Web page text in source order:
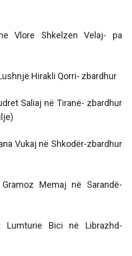
Vlore Shkelzen Velaj- pa
Hirakli Qorri- zbardhur
Saliaj në Tiranë- zbardhur
Vukaj në Shkodër-zbardhur
Memaj në Sarandë-
Bici në Librazhd-